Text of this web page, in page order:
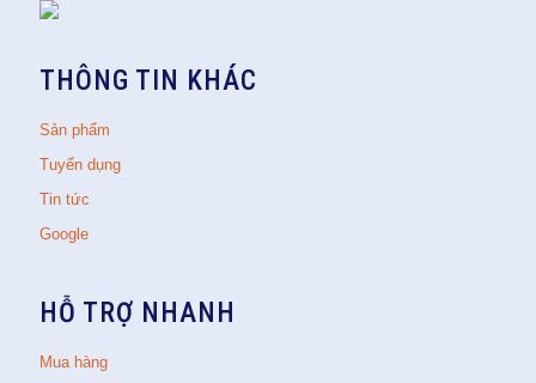
THÔNG TIN KHÁC
Sản phẩm
Tuyển dụng
Tin tức
Google
HỖ TRỢ NHANH
Mua hàng